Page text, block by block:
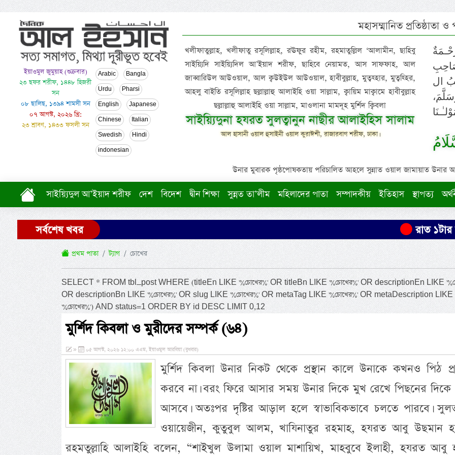
ইয়াওমুল জুমুয়াহ (শুক্রবার)
২৩ ছফর শরীফ, ১৪৪৮ হিজরী
সন
০৮ ছালিছ, ১৩৯৪ শামসী সন
০৭ আগস্ট, ২০২৬ খ্রি:
২৩ শ্রাবণ, ১৪৩৩ ফসলী সন
Arabic Bangla
Urdu Pharsi
English Japanese
Chinese Italian
Swedish Hindi
indonesian
মহাসম্মানিত প্রতিষ্ঠাতা
খলীফাতুল্লাহ, খলীফাতু রসূলিল্লাহ, রঊফুর রহীম, রহমাতুল্লিল ‘আলামীন, ছাহিবু
সাইয়্যিদি সাইয়্যিদিল আ’ইয়াদ শরীফ, ছাহিবে নেয়ামত, আস সাফফাহ, আল
জাব্বারিউল আউওয়াল, আল ক্বউইউল আউওয়াল, হাবীবুল্লাহ, মুত্বহ্হার, মুত্বহ্হির,
আহলু বাইতি রসূলিল্লাহ ছল্লাল্লাহু আলাইহি ওয়া সাল্লাম, ক্বায়িম মাক্বামে হাবীবুল্লাহ
ছল্লাল্লাহু আলাইহি ওয়া সাল্লাম, মাওলানা মামদূহ মুর্শিদ ক্বিবলা
সাইয়্যিদুনা হযরত সুলত্বানুন নাছীর আলাইহিস সালাম
আল হাসানী ওয়াল হুসাইনী ওয়াল কুরাঈশী, রাজারবাগ শরীফ, ঢাকা।
ال
উনার মুবারক পৃষ্ঠপোষকতায় পরিচালিত আহলে সুন্নাত ওয়াল জামায়াত উনার
সাইয়্যিদুল আ’ইয়াদ শরীফ দেশ বিদেশ দ্বীন শিক্ষা সুন্নত তা’লীম মহিলাদের পাতা সম্পাদকীয় ইতিহাস স্থাপত্য
সর্বশেষ খবর রাত ১টার মধ্যে
প্রথম পাতা ট্যাগ চোখের
SELECT * FROM tbl_post WHERE (titleEn LIKE '%চোখের%' OR titleBn LIKE '%চোখের%' OR descriptionEn LIKE
OR descriptionBn LIKE '%চোখের%' OR slug LIKE '%চোখের%' OR metaTag LIKE '%চোখের%' OR metaDescription LIKE
'%চোখের%') AND status=1 ORDER BY id DESC LIMIT 0,12
মুর্শিদ কিবলা ও মুরীদের সম্পর্ক (৬৪)
» ০৫ আগস্ট, ২০২৬ ১২:০০ এএম, ইয়াওমুল আরবিয়া (বুধবার)
মুর্শিদ কিবলা উনার নিকট থেকে প্রস্থান কালে উনাকে কখনও পিঠ
করবে না। বরং ফিরে আসার সময় উনার দিকে মুখ রেখে পিছনের দিকে
আসবে। অতঃপর দৃষ্টির আড়াল হলে স্বাভাবিকভাবে চলতে পারবে।
ওয়ায়েজীন, কুতুবুল আলম, খাযিনাতুর রহমাহ, হযরত আবু উছমান
রহমতুল্লাহি আলাইহি বলেন, “শাইখুল উলামা ওয়াল মাশায়িখ, মাহবুবে ইলাহী, হযরত আবু